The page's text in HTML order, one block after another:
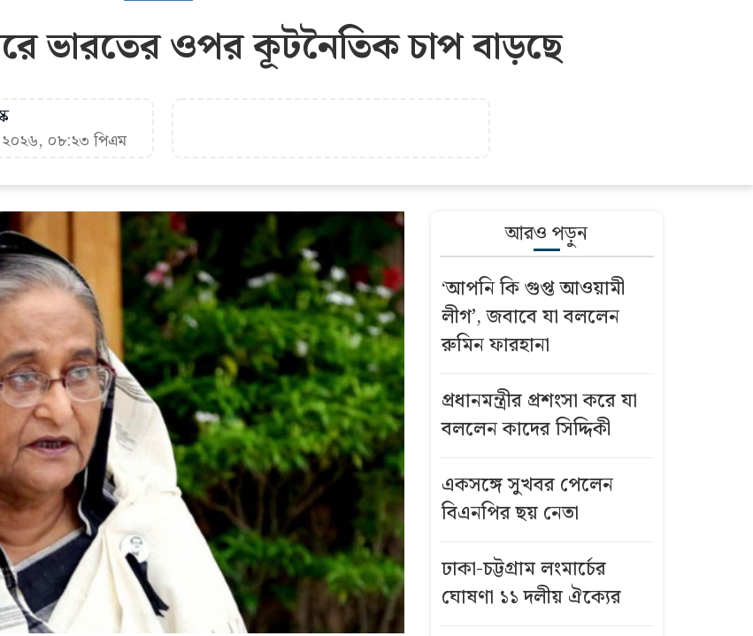
ভারতের ওপর কূটনৈতিক চাপ বাড়ছে
০৮:২৩ পিএম
আরও পড়ুন
‘আপনি কি গুপ্ত আওয়ামী
লীগ’, জবাবে যা বললেন
রুমিন ফারহানা
প্রধানমন্ত্রীর প্রশংসা করে যা
বললেন কাদের সিদ্দিকী
একসঙ্গে সুখবর পেলেন
বিএনপির ছয় নেতা
ঢাকা-চট্টগ্রাম লংমার্চের
ঘোষণা ১১ দলীয় ঐক্যের